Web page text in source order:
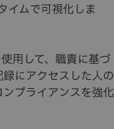
イムで可視化しま
用して、職責に基づ
にアクセスした人の
プライアンスを強化